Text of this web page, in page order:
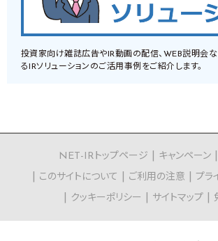
投資家向け雑誌広告やIR動画の配信、WEB説明会な
るIRソリューションのご活用事例をご紹介します。
NET-IRトップページ キャンペーン
このサイトについて
ご利用の注意
プラ
クッキーポリシー
サイトマップ